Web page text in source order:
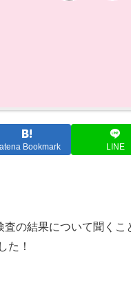
Bookmark LINE
の結果について聞く
た！